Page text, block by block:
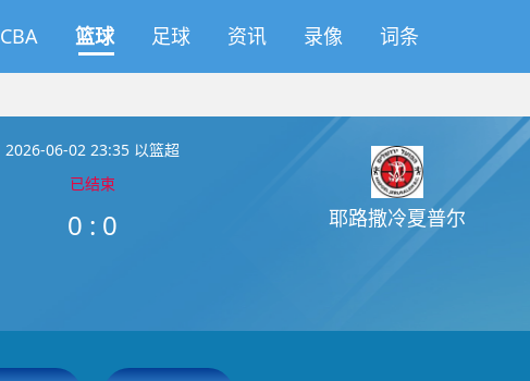
CBA 篮球 足球 资讯 录像 词条
2026-06-02 23:35 以篮超
已结束
0 : 0 耶路撒冷夏普尔